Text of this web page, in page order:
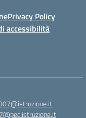
Privacy Policy
accessibilità